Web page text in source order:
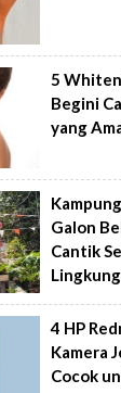
5
Begini
yang
Galon
Cantik
4 HP
Kamera
Cocok